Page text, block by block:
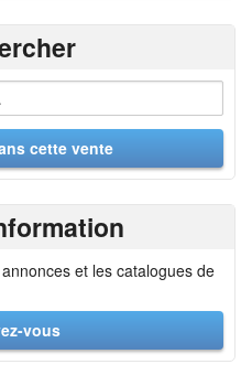
et les catalogues de
vous